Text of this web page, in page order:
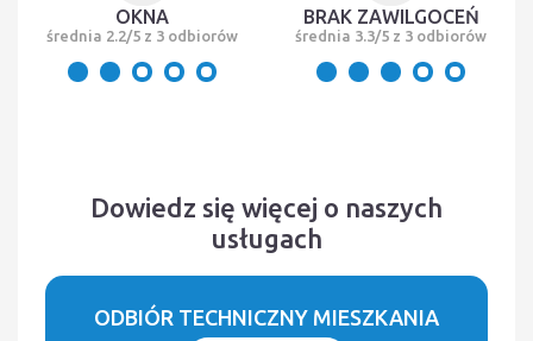
OKNA
średnia 2.2/5 z 3 odbiorów
BRAK ZAWILGOCEŃ
średnia 3.3/5 z 3 odbiorów
Dowiedz się więcej o naszych
usługach
ODBIÓR TECHNICZNY MIESZKANIA